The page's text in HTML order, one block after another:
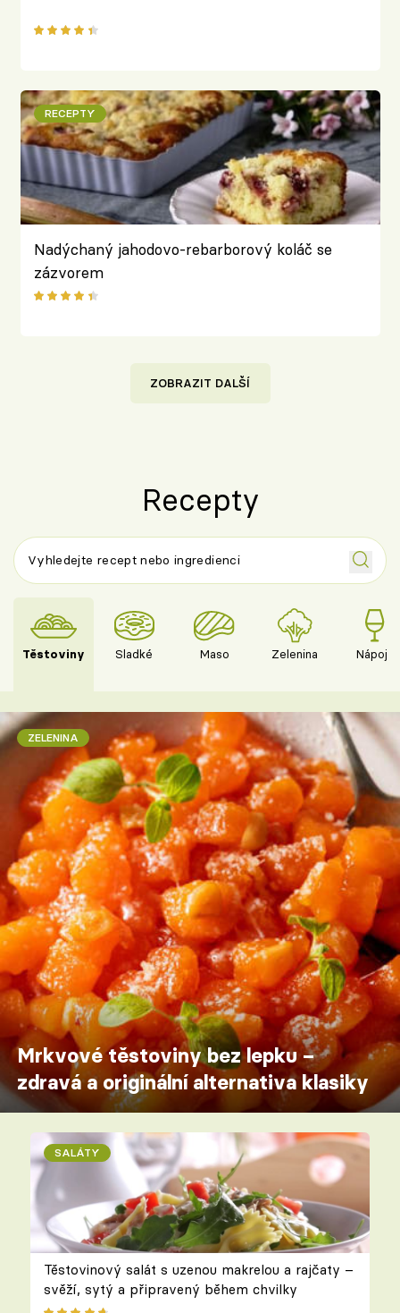
RECEPTY
Nadýchaný jahodovo-rebarborový koláč se
zázvorem
ZOBRAZIT DALŠÍ
Recepty
Těstoviny Sladké Maso Zelenina Nápoje
ZELENINA
Mrkvové těstoviny bez lepku –
zdravá a originální alternativa klasiky
SALÁTY
Těstovinový salát s uzenou makrelou a rajčaty –
svěží, sytý a připravený během chvilky